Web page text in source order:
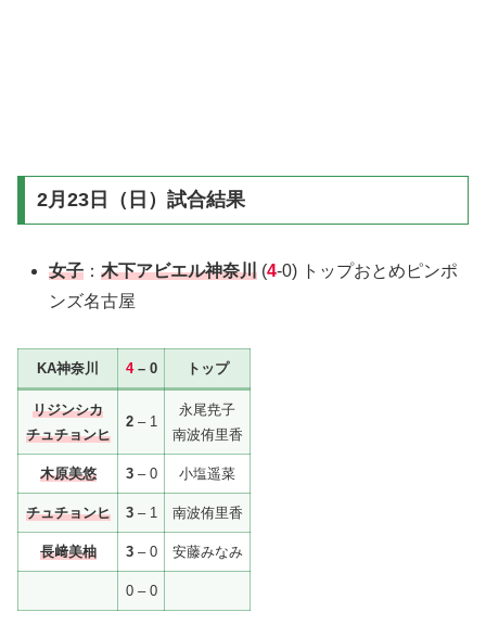
2月23日（日）試合結果
女子 ：木下アビエル神奈川 (4-0) トップおとめピンポ
ンズ名古屋
KA神奈川 4– 0 トップ
リジンシカ
チュチョンヒ
2– 1
永尾尭子
南波侑里香
木原美悠 3– 0 小塩遥菜
チュチョンヒ 3– 1 南波侑里香
長﨑美柚 3– 0 安藤みなみ
0 – 0